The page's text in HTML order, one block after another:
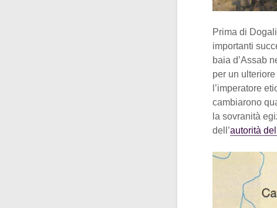
Prima di
importanti
baia d’Assab
per un
l’imperatore
cambiarono
la sovranità
dell’autorità